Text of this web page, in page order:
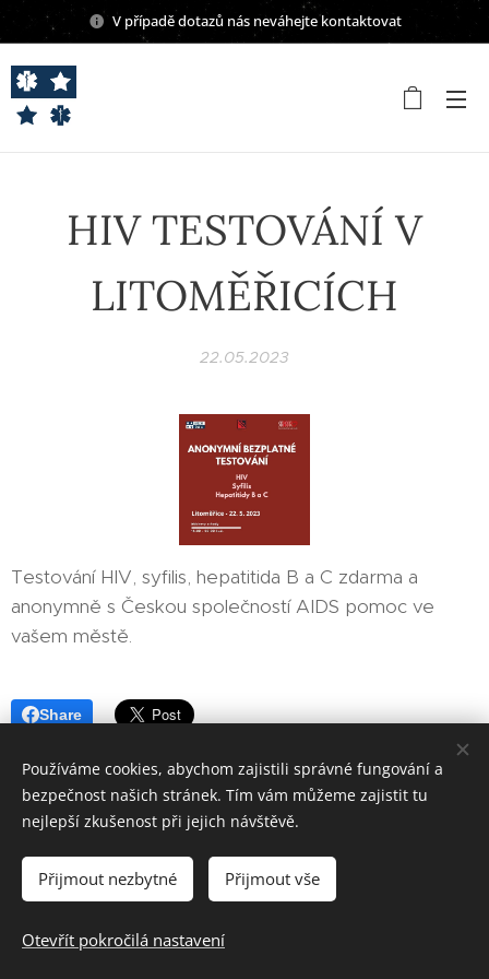
V případě dotazů nás neváhejte kontaktovat
HIV TESTOVÁNÍ V
LITOMĚŘICÍCH
22.05.2023
Testování HIV, syfilis, hepatitida B a C zdarma a
anonymně s Českou společností AIDS pomoc ve
vašem městě.
Share
HVĚZDY ŽIVOTA z.s., Úzká 3, 417 31 Novosedlice, tel.: 608 306
259
Jiří Herlitze (správce webu)
Používáme cookies, abychom zajistili správné fungování a
bezpečnost našich stránek. Tím vám můžeme zajistit tu
nejlepší zkušenost při jejich návštěvě.
Přijmout nezbytné Přijmout vše
Otevřít pokročilá nastavení